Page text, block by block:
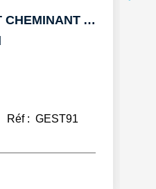
LOUE PAR LE CABINET CHEMINANT A DINARD APPARTEMENT T2 DE...
Réf : GEST91